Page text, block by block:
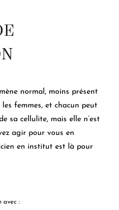
normal, moins présent
les femmes, et chacun peut
sa cellulite, mais elle n’est
agir pour vous en
en institut est là pour
avec :